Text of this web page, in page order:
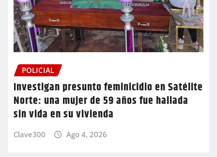
POLICIAL
Investigan presunto feminicidio en Satélite
Norte: una mujer de 59 años fue hallada
sin vida en su vivienda
Clave300 Ago 4, 2026